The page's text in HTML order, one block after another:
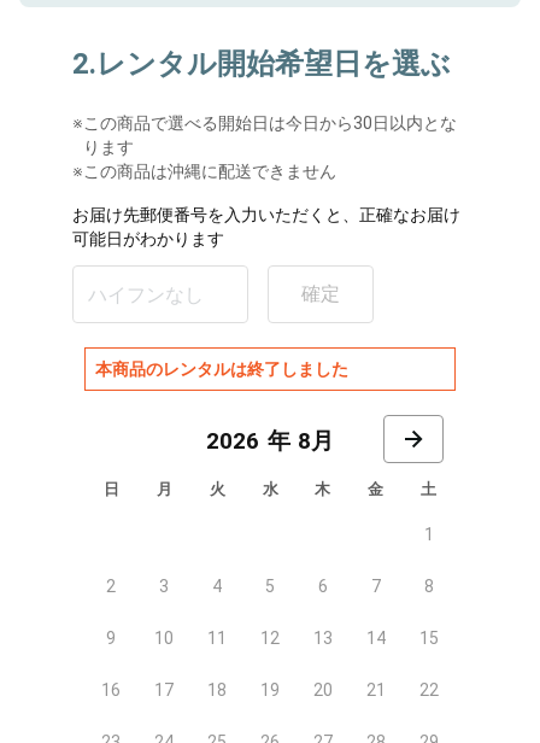
2.レンタル開始希望日を選ぶ
※この商品で選べる開始日は今日から30日以内とな
ります
※この商品は沖縄に配送できません
お届け先郵便番号を入力いただくと、正確なお届け
可能日がわかります
確定
本商品のレンタルは終了しました
8月
日 月 火 水 木 金 土
1
2 3 4 5 6 7 8
9 10 11 12 13 14 15
16 17 18 19 20 21 22